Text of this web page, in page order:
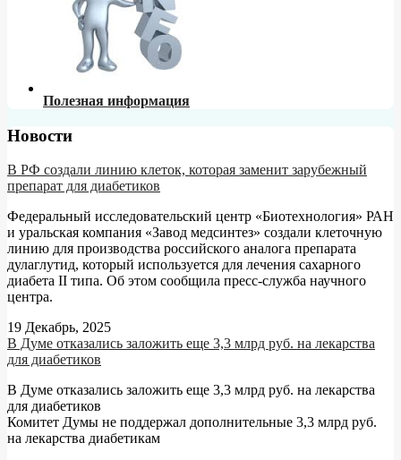
Полезная информация
Новости
В РФ создали линию клеток, которая заменит зарубежный
препарат для диабетиков
Федеральный исследовательский центр «Биотехнология» РАН
и уральская компания «Завод медсинтез» создали клеточную
линию для производства российского аналога препарата
дулаглутид, который используется для лечения сахарного
диабета II типа. Об этом сообщила пресс-служба научного
центра.
19 Декабрь, 2025
В Думе отказались заложить еще 3,3 млрд руб. на лекарства
для диабетиков
В Думе отказались заложить еще 3,3 млрд руб. на лекарства
для диабетиков
Комитет Думы не поддержал дополнительные 3,3 млрд руб.
на лекарства диабетикам